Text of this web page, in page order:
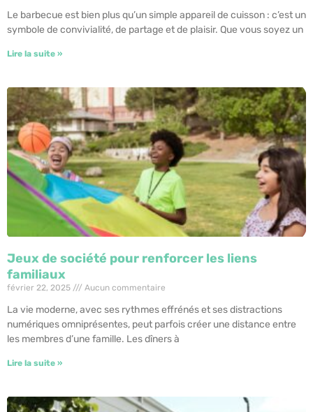
Le barbecue est bien plus qu’un simple appareil de cuisson : c’est un
symbole de convivialité, de partage et de plaisir. Que vous soyez un
Lire la suite »
Jeux de société pour renforcer les liens
familiaux
février 22, 2025 Aucun commentaire
La vie moderne, avec ses rythmes effrénés et ses distractions
numériques omniprésentes, peut parfois créer une distance entre
les membres d’une famille. Les dîners à
Lire la suite »